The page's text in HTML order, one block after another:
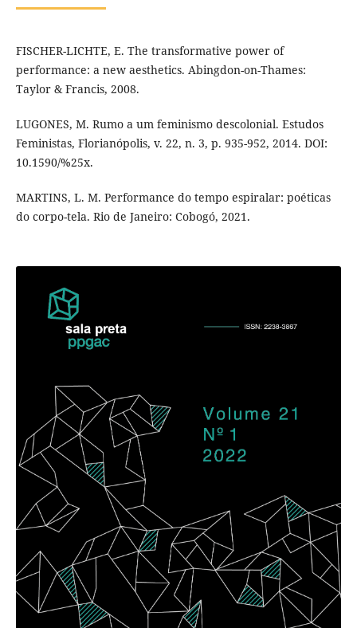
FISCHER-LICHTE, E. The transformative power of
performance: a new aesthetics. Abingdon-on-Thames:
Taylor & Francis, 2008.
LUGONES, M. Rumo a um feminismo descolonial. Estudos
Feministas, Florianópolis, v. 22, n. 3, p. 935-952, 2014. DOI:
10.1590/%25x.
MARTINS, L. M. Performance do tempo espiralar: poéticas
do corpo-tela. Rio de Janeiro: Cobogó, 2021.